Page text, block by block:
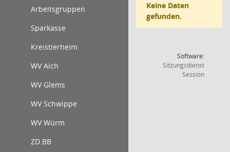
Arbeitsgruppen
Sparkasse
Kreistierheim
WV Aich
WV Glems
WV Schwippe
WV Würm
ZD.BB
Keine Daten
gefunden.
Software:
Sitzungsdienst
Session(Wird in